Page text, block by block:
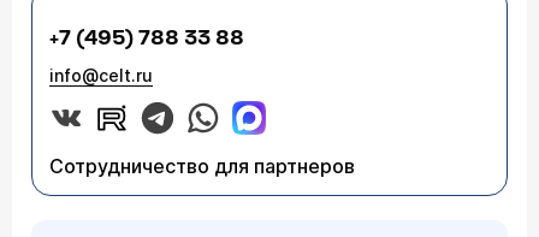
+7 (495) 788 33 88
info@celt.ru
Сотрудничество для партнеров